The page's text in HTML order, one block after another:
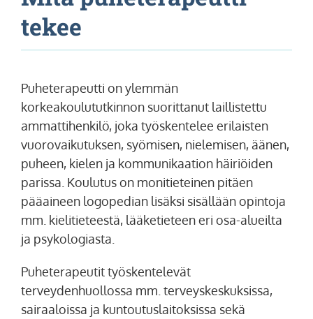
tekee
Puheterapeutti on ylemmän
korkeakoulututkinnon suorittanut laillistettu
ammattihenkilö, joka työskentelee erilaisten
vuorovaikutuksen, syömisen, nielemisen, äänen,
puheen, kielen ja kommunikaation häiriöiden
parissa. Koulutus on monitieteinen pitäen
pääaineen logopedian lisäksi sisällään opintoja
mm. kielitieteestä, lääketieteen eri osa-alueilta
ja psykologiasta.
Puheterapeutit työskentelevät
terveydenhuollossa mm. terveyskeskuksissa,
sairaaloissa ja kuntoutuslaitoksissa sekä